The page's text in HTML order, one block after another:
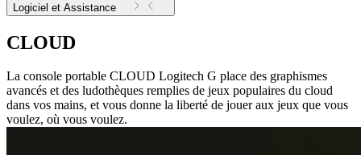
Logiciel et Assistance
CLOUD
La console portable CLOUD Logitech G place des graphismes
avancés et des ludothèques remplies de jeux populaires du cloud
dans vos mains, et vous donne la liberté de jouer aux jeux que vous
voulez, où vous voulez.